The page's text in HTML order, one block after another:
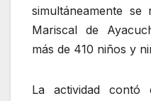
simultáneamente
Mariscal de
más de 410 niños y
La actividad